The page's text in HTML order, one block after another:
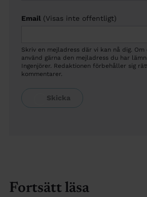
Email (Visas inte offentligt)
Skriv en mejladress där vi kan nå dig.
använd gärna den mejladress du har
Ingenjörer. Redaktionen förbehåller sig
kommentarer.
Fortsätt läsa